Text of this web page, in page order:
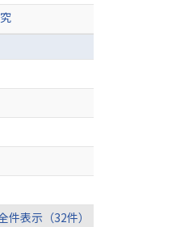
件表示（32件）